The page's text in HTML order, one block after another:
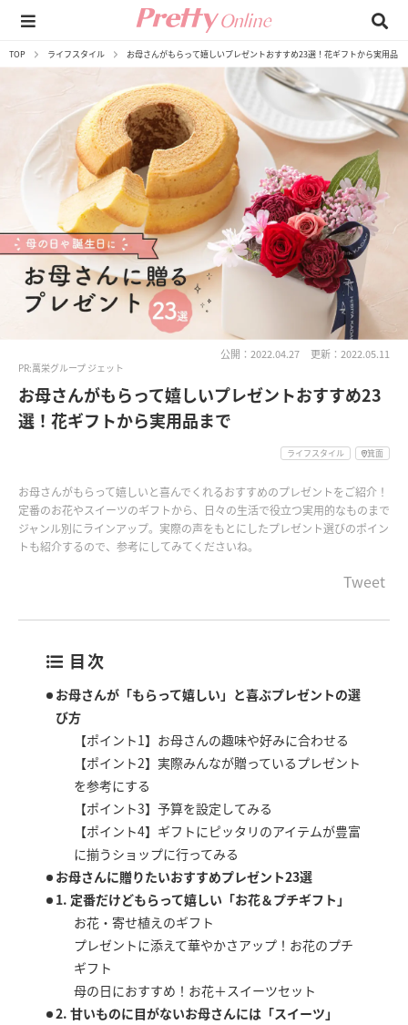
TOP ライフスタイル お母さんがもらって嬉しいプレゼントおすすめ23選！花ギフトから実用品ま
公開：2022.04.27 更新：2022.05.11
PR:萬栄グループ ジェット
お母さんがもらって嬉しいプレゼントおすすめ23
選！花ギフトから実用品まで
ライフスタイル 箕面
お母さんがもらって嬉しいと喜んでくれるおすすめのプレゼントをご紹介！
定番のお花やスイーツのギフトから、日々の生活で役立つ実用的なものまで
ジャンル別にラインアップ。実際の声をもとにしたプレゼント選びのポイン
トも紹介するので、参考にしてみてくださいね。
Tweet
目次
お母さんが「もらって嬉しい」と喜ぶプレゼントの選
び方
【ポイント1】お母さんの趣味や好みに合わせる
【ポイント2】実際みんなが贈っているプレゼント
を参考にする
【ポイント3】予算を設定してみる
【ポイント4】ギフトにピッタリのアイテムが豊富
に揃うショップに行ってみる
お母さんに贈りたいおすすめプレゼント23選
1. 定番だけどもらって嬉しい「お花＆プチギフト」
お花・寄せ植えのギフト
プレゼントに添えて華やかさアップ！お花のプチ
ギフト
母の日におすすめ！お花＋スイーツセット
2. 甘いものに目がないお母さんには「スイーツ」